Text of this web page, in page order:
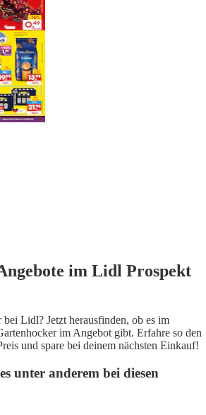
im Lidl Prospekt
bei Lidl? Jetzt herausfinden, ob es im
im Angebot gibt. Erfahre so den
und spare bei deinem nächsten Einkauf!
unter anderem bei diesen